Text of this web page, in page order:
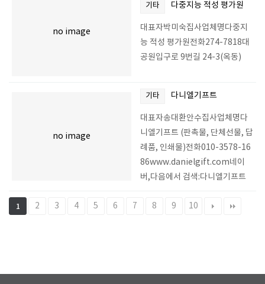
no image
기타 다중지능 적성 평가원
대표자박미숙집사업체명다중지
능 적성 평가원전화274-7818대
공원입구로 9번길 24-3(옥동)
no image
기타 다니엘기프트
대표자송대환안수집사업체명다
니엘기프트 (판촉물, 단체선물, 답
례품, 인쇄물)전화010-3578-16
86www.danielgift.com네이
버,다음에서 검색:다니엘기프트
1 2 3 4 5 6 7 8 9 10